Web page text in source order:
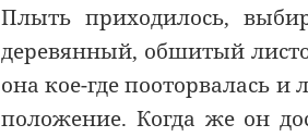
Плыть приходилось,
деревянный, обшитый
она кое-где пооторвалась
положение. Когда же он